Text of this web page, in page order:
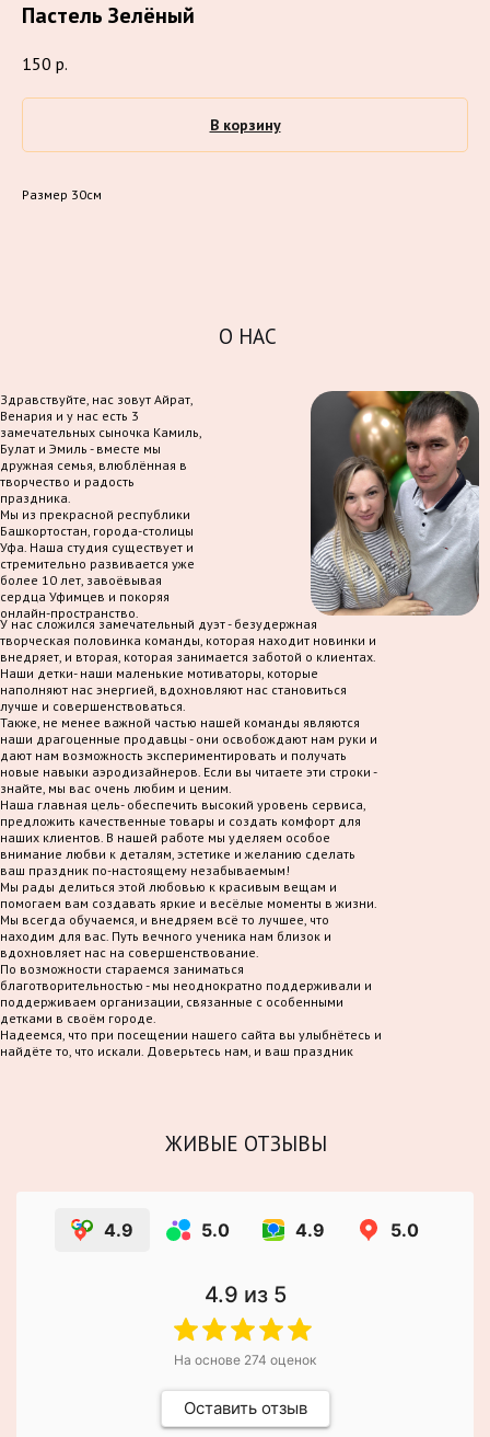
Пастель Зелёный
150 р.
В корзину
Размер 30см
О НАС
Здравствуйте, нас зовут Айрат,
Венария и у нас есть 3
замечательных сыночка Камиль,
Булат и Эмиль - вместе мы
дружная семья, влюблённая в
творчество и радость
праздника.
Мы из прекрасной республики
Башкортостан, города-столицы
Уфа. Наша студия существует и
стремительно развивается уже
более 10 лет, завоёвывая
сердца Уфимцев и покоряя
онлайн-пространство.
У нас сложился замечательный дуэт - безудержная
творческая половинка команды, которая находит новинки и
внедряет, и вторая, которая занимается заботой о клиентах.
Наши детки- наши маленькие мотиваторы, которые
наполняют нас энергией, вдохновляют нас становиться
лучше и совершенствоваться.
Также, не менее важной частью нашей команды являются
наши драгоценные продавцы - они освобождают нам руки и
дают нам возможность экспериментировать и получать
новые навыки аэродизайнеров. Если вы читаете эти строки -
знайте, мы вас очень любим и ценим.
Наша главная цель- обеспечить высокий уровень сервиса,
предложить качественные товары и создать комфорт для
наших клиентов. В нашей работе мы уделяем особое
внимание любви к деталям, эстетике и желанию сделать
ваш праздник по-настоящему незабываемым!
Мы рады делиться этой любовью к красивым вещам и
помогаем вам создавать яркие и весёлые моменты в жизни.
Мы всегда обучаемся, и внедряем всё то лучшее, что
находим для вас. Путь вечного ученика нам близок и
вдохновляет нас на совершенствование.
По возможности стараемся заниматься
благотворительностью - мы неоднократно поддерживали и
поддерживаем организации, связанные с особенными
детками в своём городе.
Надеемся, что при посещении нашего сайта вы улыбнётесь и
найдёте то, что искали. Доверьтесь нам, и ваш праздник
ЖИВЫЕ ОТЗЫВЫ
4.9 5.0 4.9 5.0
4.9 из 5
На основе 274 оценок
Оставить отзыв